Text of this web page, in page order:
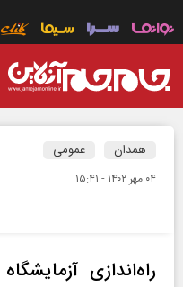
همدان عمومی
۰۴ مهر ۱۴۰۲ - ۱۵:۴۱
راه‌اندازی